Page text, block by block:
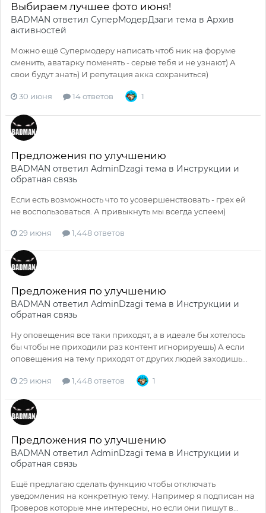
Выбираем лучшее фото июня!
BADMAN ответил СуперМодерДзаги тема в Архив
активностей
Можно ещё Супермодеру написать чтоб ник на форуме
сменить, аватарку поменять - серые тебя и не узнают) А
свои будут знать) И репутация акка сохраниться)
30 июня 14 ответов 1
Предложения по улучшению
BADMAN ответил AdminDzagi тема в Инструкции и
обратная связь
Если есть возможность что то усовершенствовать - грех ей
не воспользоваться. А привыкнуть мы всегда успеем)
29 июня 1,448 ответов
Предложения по улучшению
BADMAN ответил AdminDzagi тема в Инструкции и
обратная связь
Ну оповещения все таки приходят, а в идеале бы хотелось
бы чтобы не приходили раз контент игнорируешь) А если
оповещения на тему приходят от других людей заходишь...
29 июня 1,448 ответов 1
Предложения по улучшению
BADMAN ответил AdminDzagi тема в Инструкции и
обратная связь
Ещё предлагаю сделать функцию чтобы отключать
уведомления на конкретную тему. Например я подписан на
Гроверов которые мне интересны, но если они пишут в...